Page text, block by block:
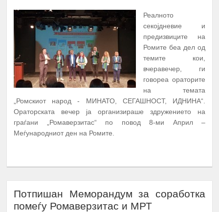
Реалното
секојдневие и
предизвиците на
Ромите беа дел од
темите кои,
вчеравечер, ги
говореа ораторите
на темата
„Ромскиот народ - МИНАТО, СЕГАШНОСТ, ИДНИНА“.
Ораторската вечер ја организираше здружението на
граѓани „Ромаверзитас“ по повод 8-ми Април –
Меѓународниот ден на Ромите.
Потпишан Меморандум за соработка
помеѓу Ромаверзитас и МРТ